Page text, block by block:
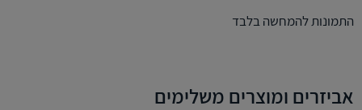
התמונות להמחשה בלבד
אביזרים ומוצרים משלימים